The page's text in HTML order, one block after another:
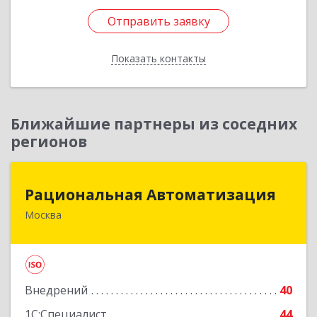
Отправить заявку
Показать контакты
Отправить заявку
Назад
Ближайшие партнеры из соседних
регионов
Рациональная Автоматизация
Москва
Внедрений
40
125424, Москва г, Волоколамское ш, дом № 73,